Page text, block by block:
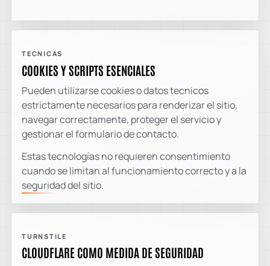
TECNICAS
COOKIES Y SCRIPTS ESENCIALES
Pueden utilizarse cookies o datos tecnicos
estrictamente necesarios para renderizar el sitio,
navegar correctamente, proteger el servicio y
gestionar el formulario de contacto.
Estas tecnologías no requieren consentimiento
cuando se limitan al funcionamiento correcto y a la
seguridad del sitio.
TURNSTILE
CLOUDFLARE COMO MEDIDA DE SEGURIDAD